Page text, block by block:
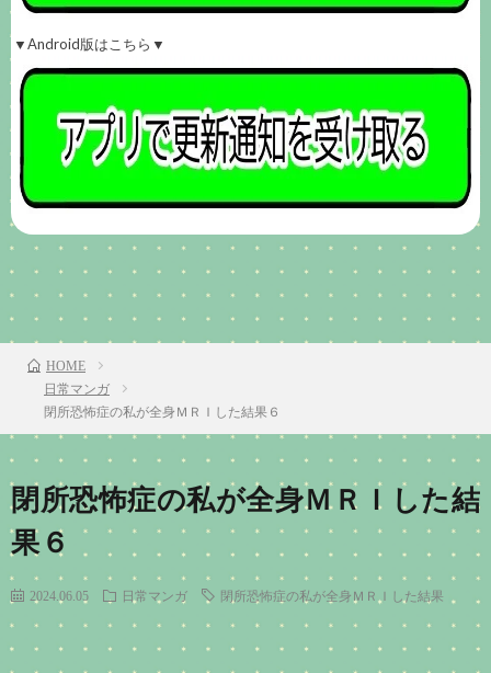
▼Android版はこちら▼
前のお話 TOP 次のお話
HOME
日常マンガ
閉所恐怖症の私が全身ＭＲＩした結果６
閉所恐怖症の私が全身ＭＲＩした結
果６
2024.06.05 日常マンガ 閉所恐怖症の私が全身ＭＲＩした結果